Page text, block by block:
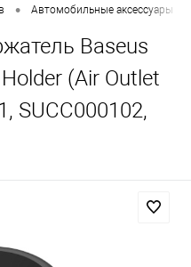
• Автомобильные аксессуары
Baseus
(Air Outlet
SUCC000102,